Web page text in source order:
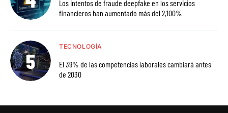
Los intentos de fraude deepfake en los servicios
financieros han aumentado más del 2,100%
TECNOLOGÍA
El 39% de las competencias laborales cambiará antes
de 2030